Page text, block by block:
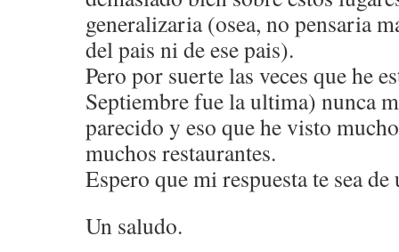
generalizaria (osea, no pensaria
del pais ni de ese pais).
Pero por suerte las veces que he
Septiembre fue la ultima) nunca
parecido y eso que he visto
muchos restaurantes.
Espero que mi respuesta te sea
Un saludo.